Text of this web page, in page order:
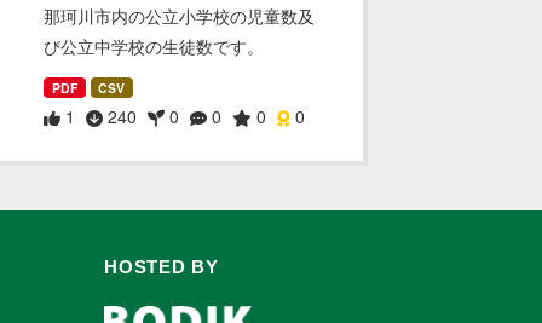
那珂川市内の公立小学校の児童数及
び公立中学校の生徒数です。
PDF CSV
1 240 0 0 0 0
HOSTED BY